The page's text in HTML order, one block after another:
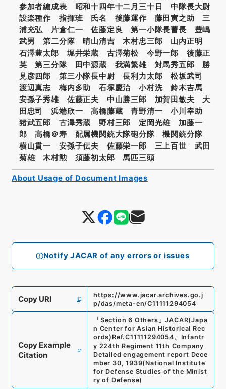
Notify JACAR of any errors or issues
参加者編成表 昭和十四年十二月三十日 中隊長大尉
設楽種作 指揮班 氏名 後藤運作 藤田寅之助 三
浦充弘 片倉仁一 佐藤定良 第一小隊長曹長 豊嶋
武男 第二分隊 晴山清吉 木村忠三郎 山内正明
石澤豊太郎 堀井栄蔵 古澤菊松 今野一郎 後藤正
英 第三分隊 田中源蔵 我満繁雄 対馬秀五郎 勝
見彦四郎 第三小隊長中尉 長利力太郎 松坂武司
渡辺真志 梅内多助 石塚慶治 小村洗 鈴木吉馬
安孫子秀雄 佐藤正夫 中山勝三郎 加賀田敏夫 大
田忠司 浜端欣一 高橋藤蔵 青野清一 小川幸助
猪武五郎 古澤秀蔵 野村三郎 定岡光雄 加藤一
郎 高橋＠寿 配属機関銃大隊砲分隊 機関銃分隊
横山貫一 安孫子伝夫 佐藤栄一郎 三上百世 武田
菊雄 木村勲 須藤初太郎 馬匹三頭
Copy URI
https://www.jacar.archives.go.j
p/das/meta-en/C11111294054
Copy Example
Citation
「 Section 6 Others 」JACAR(Japa
n Center for Asian Historical Rec
ords) Ref.C11111294054、 Infantr
y 224th Regiment 11th Company
Detailed engagement report Dece
mber 30, 1939(National Institute
for Defense Studies of the Minist
ry of Defense)
About Usage of Document Images